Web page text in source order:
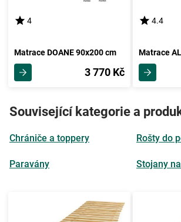
4
Matrace DOANE 90x200 cm
3 770 Kč
4.4
Související kategorie a
Chrániče a toppery
Paravány
Rošty do
Stojany